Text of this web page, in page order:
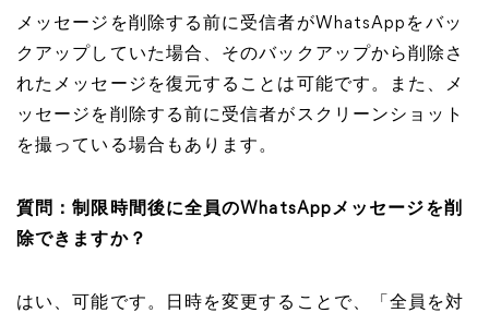
メッセージを削除する前に受信者がWhatsAppをバッ
クアップしていた場合、そのバックアップから削除さ
れたメッセージを復元することは可能です。また、メ
ッセージを削除する前に受信者がスクリーンショット
を撮っている場合もあります。
質問：制限時間後に全員のWhatsAppメッセージを削
除できますか？
はい、可能です。日時を変更することで、「全員を対